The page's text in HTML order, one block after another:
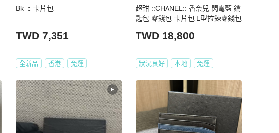
Bk_c 卡片包
TWD 7,351
全新品 香港 免運
超甜 ::CHANEL:: 香奈兒 閃電藍 鑰
匙包 零錢包 卡片包 L型拉鍊零錢包
TWD 18,800
狀況良好 本地 免運